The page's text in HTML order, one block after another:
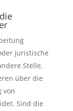
juristische
Stelle,
über die
von
Sind die